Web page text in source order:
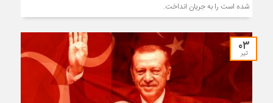
شده است را به جریان انداخت.
۰۳
تیر